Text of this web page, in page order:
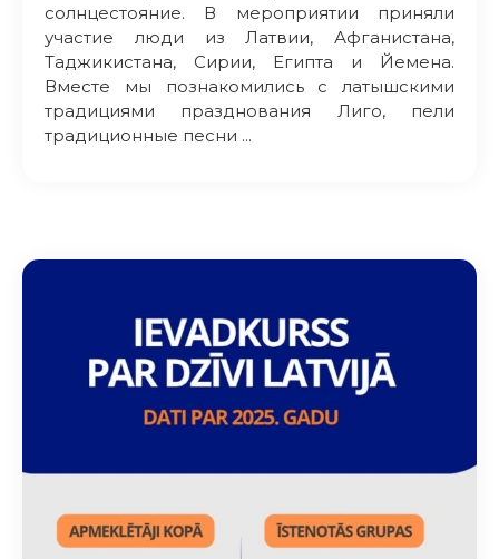
солнцестояние. В мероприятии приняли
участие люди из Латвии, Афганистана,
Таджикистана, Сирии, Египта и Йемена.
Вместе мы познакомились с латышскими
традициями празднования Лиго, пели
традиционные песни ...